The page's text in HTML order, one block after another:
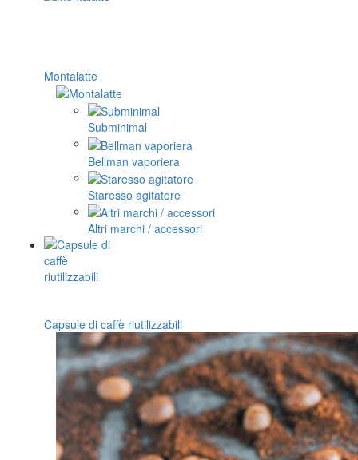
Montalatte
Subminimal
Bellman vaporiera
Staresso agitatore
Altri marchi / accessori
Capsule di caffè riutilizzabili